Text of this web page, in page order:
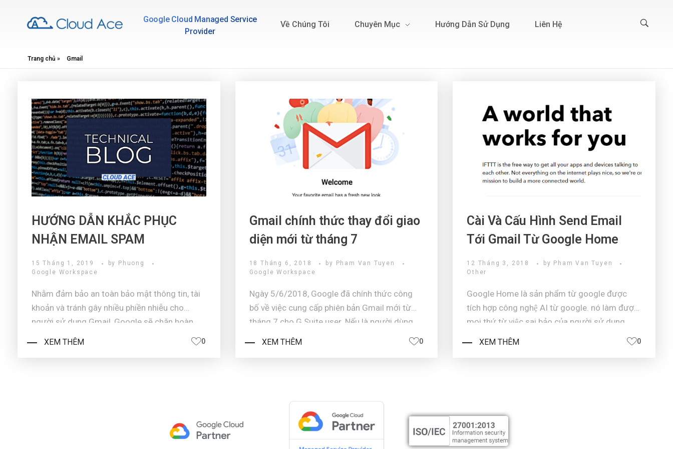
Google Cloud Managed Service
Provider
Về Chúng Tôi Chuyên Mục Hướng Dẫn Sử Dụng Liên Hệ
Trang chủ » Gmail
HƯỚNG DẪN KHẮC PHỤC
NHẬN EMAIL SPAM
15 Tháng 1, 2019 by
Phuong
Google Workspace
Nhằm đảm bảo an toàn bảo mật thông tin, tài
khoản và tránh gây nhiều phiền nhiễu cho
người sử dụng Gmail, Google sẽ chặn hoàn
toàn hoặc đẩy vào mục “Spam” các email đến
XEM THÊM 0
Gmail chính thức thay đổi giao
diện mới từ tháng 7
18 Tháng 6, 2018 by
Pham Van Tuyen
Google Workspace
Ngày 5/6/2018, Google đã chính thức công
bố về việc cung cấp phiên bản Gmail mới từ
tháng 7 cho G Suite user. Nếu là người dùng
phổ thông, bạn có thể chuyển sang giao diện
XEM THÊM 0
Cài Và Cấu Hình Send Email
Tới Gmail Từ Google Home
12 Tháng 3, 2018 by Pham Van Tuyen
Other
Google Home là sản phẩm từ google được
tích hợp công nghệ AI từ google. nó làm được
mọi thứ từ việc sai bảo của người sử dụng.
Vấn để để dùng sản phẩm này googe home
XEM THÊM 0